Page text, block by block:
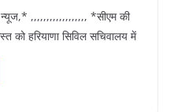
न्यूज,* ,,,,,,,,,,,,,,,,,, *सीएम की
को हरियाणा सिविल सचिवालय में